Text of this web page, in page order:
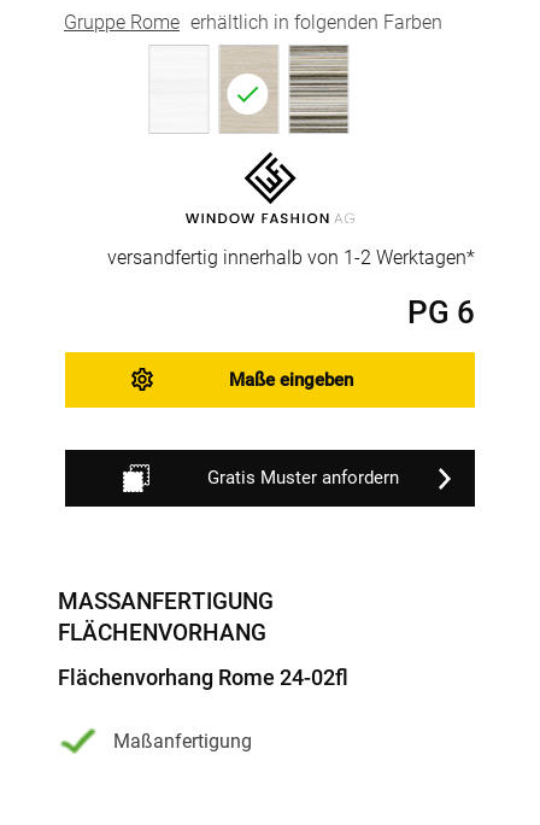
Gruppe Rome erhältlich in folgenden Farben
MASSANFERTIGUNG F
LÄCHENVORHANG
Flächenvorhang Rome 24-02fl
Maßanfertigung
versandfertig innerhalb von 1-2 Werktagen*
PG 6
Maße eingeben
Gratis Muster anfordern